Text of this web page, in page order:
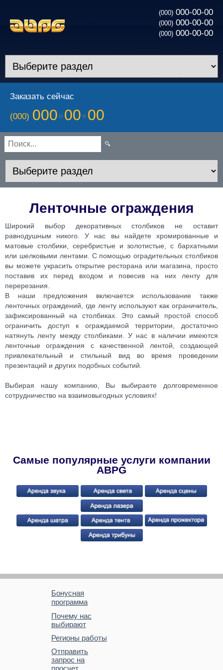
(000) 000-00-00
(000) 000-00-00
(000) 000-00-00
Заказать сейчас
(000) 000 00 00
Ленточные ограждения
Широкий выбор декоративных столбиков не оставит
равнодушным никого. У нас вы найдете хромированные и
матовые столбики, серебристые и золотистые, с бархатными
или шелковыми лентами. С помощью оградительных столбиков
вы можете украсить открытие ресторана или магазина, просто
поставив их перед входом и повесив на них ленту для
перерезания.
В наши предложения включается использование также
ленточных ограждений, где ленту используют как ограничитель,
зафиксированный на столбиках. Это самый простой способ
ограничить доступ к ограждаемой территории, достаточно
натянуть ленту между столбиками. У нас в наличии имеются
ленточные ограждения с качественной лентой, создающей
привлекательный и стильный вид во время проведении
презентаций и других подобных событий.
Выбирая нашу компанию, Вы выбираете долговременное
сотрудничество на взаимовыгодных условиях!
Самые популярные услуги компании
ABPG
Бонусная
программа
Почему нас
выбирают
Регионы работы
Отправить
запрос на
просчет